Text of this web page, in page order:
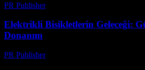
PR Publisher-
Elektrikli Bisikletlerin Geleceği:
Donanım
PR Publisher-